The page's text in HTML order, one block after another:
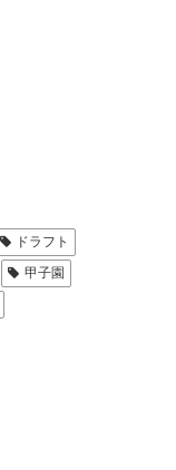
ドラフト
甲子園